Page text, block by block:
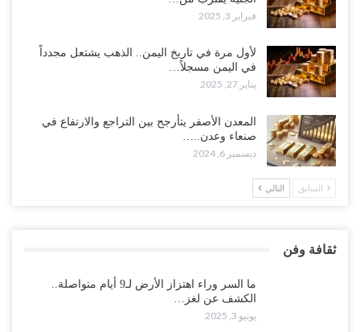
فبراير 3, 2025
لأول مرة في تاريخ اليمن.. الذهب يشتعل مجدداً
في اليمن مسجلاً…
يناير 27, 2025
المعدن الأصفر يتأرجح بين التراجع والارتفاع في
صنعاء وعدن..…
ديسمبر 6, 2024
السابق التالي
ثقافة وفن
ما السر وراء اهتزاز الأرض لـ9 أيام متواصلة..
الكشف عن لغز…
يونيو 3, 2025